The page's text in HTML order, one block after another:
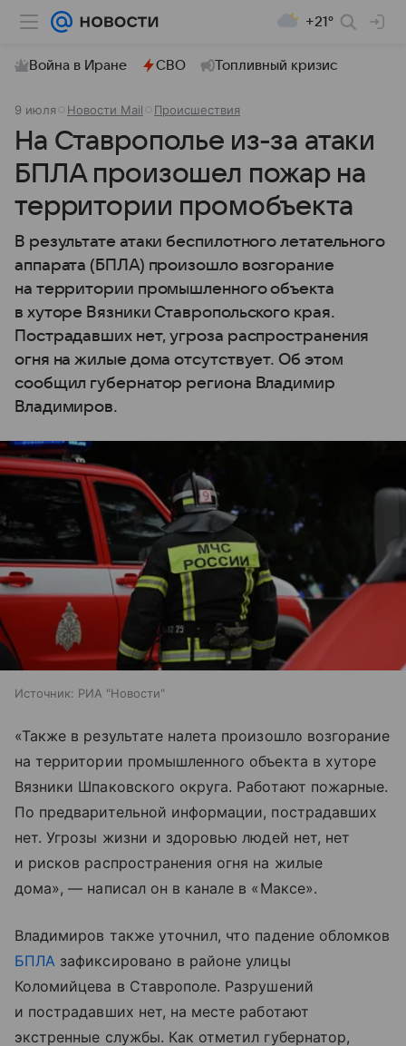
+21°
Война в Иране СВО Топливный кризис
9 июля Новости Mail Происшествия
На Ставрополье из-за атаки
БПЛА произошел пожар на
территории промобъекта
В результате атаки беспилотного летательного
аппарата (БПЛА) произошло возгорание
на территории промышленного объекта
в хуторе Вязники Ставропольского края.
Пострадавших нет, угроза распространения
огня на жилые дома отсутствует. Об этом
сообщил губернатор региона Владимир
Владимиров.
Источник: РИА "Новости"
«Также в результате налета произошло возгорание
на территории промышленного объекта в хуторе
Вязники Шпаковского округа. Работают пожарные.
По предварительной информации, пострадавших
нет. Угрозы жизни и здоровью людей нет, нет
и рисков распространения огня на жилые
дома», — написал он в канале в «Максе».
Владимиров также уточнил, что падение обломков
БПЛА зафиксировано в районе улицы
Коломийцева в Ставрополе. Разрушений
и пострадавших нет, на месте работают
экстренные службы. Как отметил губернатор,